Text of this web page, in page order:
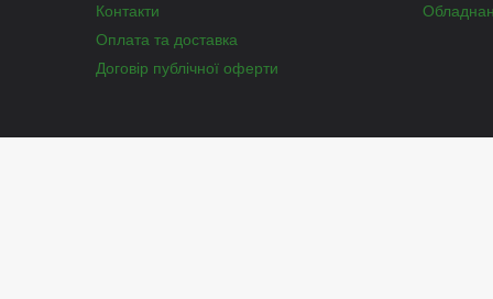
Контакти
Оплата та доставка
Договір публічної оферти